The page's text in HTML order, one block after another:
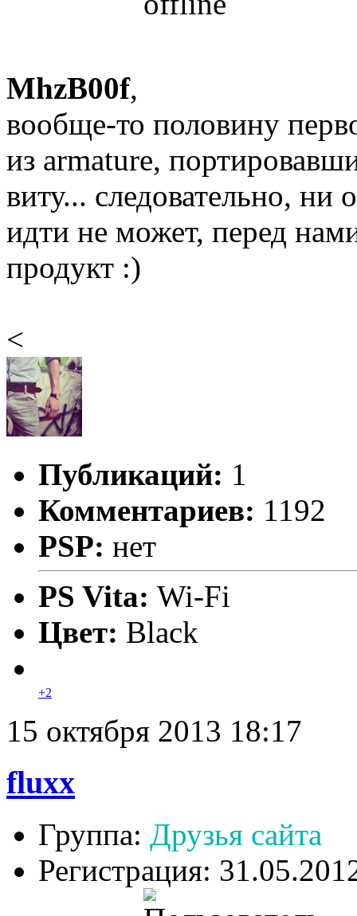
MhzB00f,
вообще-то половину
из armature,
виту... следовательно, ни
идти не может, перед
продукт :)
<
Публикаций: 1
Комментариев: 1192
PSP: нет
PS Vita: Wi-Fi
Цвет: Black
+2
15 октября 2013 18:17
fluxx
Группа: Друзья сайта
Регистрация: